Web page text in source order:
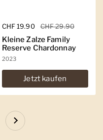
Regulärer Preis
CHF 19.90 Sale-Preis
CHF 29.90
Kleine Zalze Family
Reserve Chardonnay
2023
Jetzt kaufen
Weiter